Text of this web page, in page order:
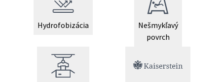
Hydrofobizácia
Nešmykľavý
povrch